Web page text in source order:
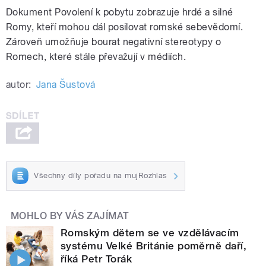
Dokument Povolení k pobytu zobrazuje hrdé a silné
Romy, kteří mohou dál posilovat romské sebevědomí.
Zároveň umožňuje bourat negativní stereotypy o
Romech, které stále převažují v médiích.
autor: Jana Šustová
Všechny díly pořadu na mujRozhlas
MOHLO BY VÁS ZAJÍMAT
Romským dětem se ve vzdělávacím
systému Velké Británie poměrně daří,
říká Petr Torák